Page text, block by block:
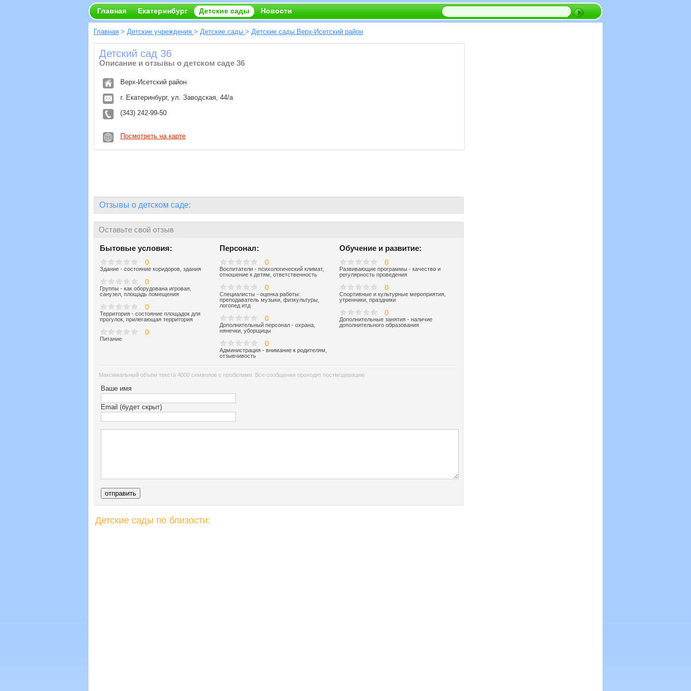
Главная Екатеринбург Детские сады Новости
Главная > Детские учреждения > Детские сады > Детские сады Верх-Исетский район
Детский сад 36
Описание и отзывы о детском саде 36
Верх-Исетский район
г. Екатеринбург, ул. Заводская, 44/а
(343) 242-99-50
Посмотреть на карте
Отзывы о детском саде:
Оставьте свой отзыв
Бытовые условия:
0
Здание - состояние коридоров, здания
0
Группы - как оборудована игровая,
санузел, площадь помещения
0
Территория - состояние площадок для
прогулок, прилегающая территория
0
Питание
Персонал:
0
Воспитатели - психологический климат,
отношение к детям, ответственность
0
Специалисты - оценка работы:
преподаватель музыки, физкультуры,
логопед итд
0
Дополнительный персонал - охрана,
нянечки, уборщицы
0
Администрация - внимание к родителям,
отзывчивость
Обучение и развитие:
0
Развивающие программы - качество и
регулярность проведения
0
Спортивные и культурные мероприятия,
утренники, праздники
0
Дополнительные занятия - наличие
дополнительного образования
Максимальный объём текста 4000 символов с пробелами. Все сообщения проходят постмодерацию
Ваше имя
Email (будет скрыт)
Детские сады по близости: